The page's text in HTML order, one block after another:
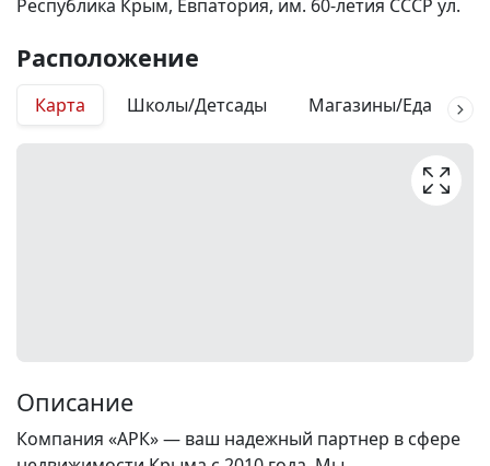
Республика Крым, Евпатория, им. 60-летия СССР ул.
Расположение
Карта Школы/Детсады Магазины/Еда
Описание
Компания «АРК» — ваш надежный партнер в сфере